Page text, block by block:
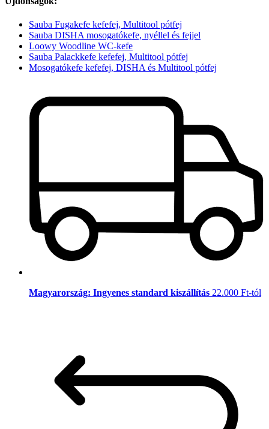
Sauba Fugakefe kefefej, Multitool pótfej
Sauba DISHA mosogatókefe, nyéllel és fejjel
Loowy Woodline WC-kefe
Sauba Palackkefe kefefej, Multitool pótfej
Mosogatókefe kefefej, DISHA és Multitool pótfej
Magyarország: Ingyenes standard kiszállítás 22.000 Ft-tól